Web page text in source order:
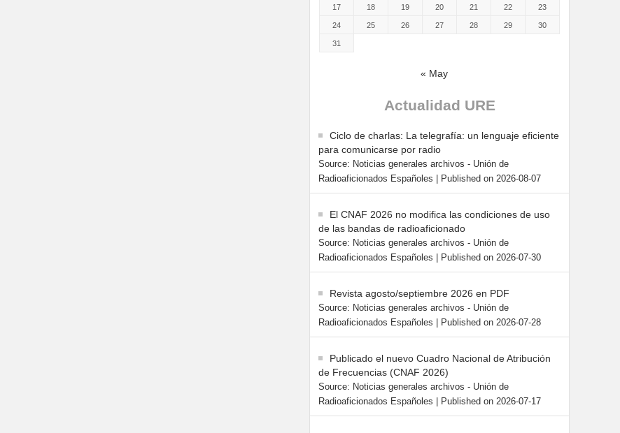
17 18 19 20 21 22 23
24 25 26 27 28 29 30
31
« May
Actualidad URE
Ciclo de charlas: La telegrafía: un lenguaje eficiente
para comunicarse por radio
Source: Noticias generales archivos - Unión de
Radioaficionados Españoles
Published on 2026-08-07
El CNAF 2026 no modifica las condiciones de uso
de las bandas de radioaficionado
Source: Noticias generales archivos - Unión de
Radioaficionados Españoles
Published on 2026-07-30
Revista agosto/septiembre 2026 en PDF
Source: Noticias generales archivos - Unión de
Radioaficionados Españoles
Published on 2026-07-28
Publicado el nuevo Cuadro Nacional de Atribución
de Frecuencias (CNAF 2026)
Source: Noticias generales archivos - Unión de
Radioaficionados Españoles
Published on 2026-07-17